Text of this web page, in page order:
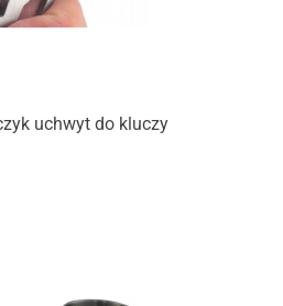
uchwyt do kluczy